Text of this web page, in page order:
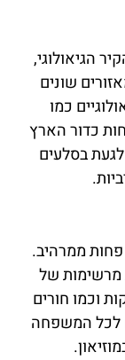
הגיאולוגי,
שונים
כמו
כדור הארץ
לגעת בסלעים
ממרהיב.
של
וכמו חורים
לכל המשפחה